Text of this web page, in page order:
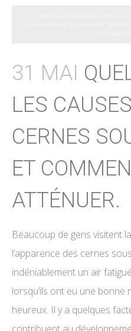
31 MAI
LES
CERNES
ET
ATTÉNUER.
Beaucoup de gens visitent
l’apparence des cernes
indéniablement un air
lorsqu’ils ont eu une
heureux. Il y a quelques